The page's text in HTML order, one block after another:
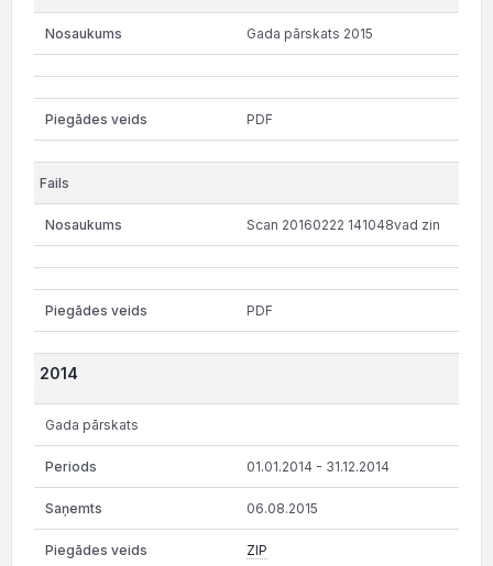
Gada pārskats 2015
PDF
Scan 20160222 141048vad zin
PDF
2014
Gada pārskats
01.01.2014 - 31.12.2014
06.08.2015
ZIP